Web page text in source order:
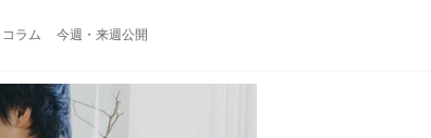
コラム 今週・来週公開